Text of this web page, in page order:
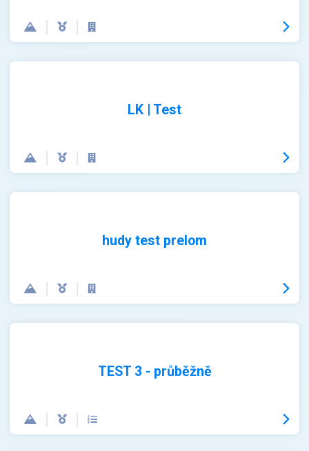
LK | Test
hudy test prelom
TEST 3 - průběžně